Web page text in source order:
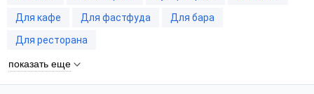
Для кафе
Для фастфуда
Для бара
Для ресторана
показать еще
По цене, по убыванию